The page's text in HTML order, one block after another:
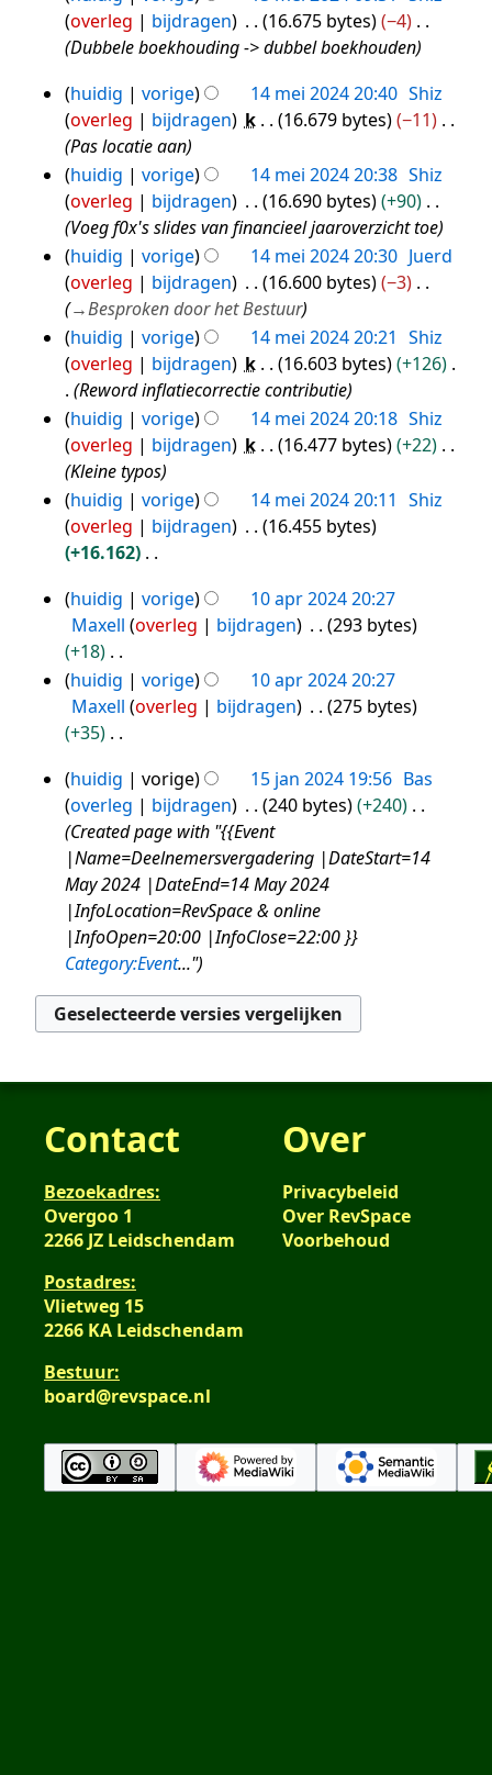
overleg
bijdragen 16.675 bytes
−4
Dubbele boekhouding -> dubbel boekhouden
14
mei
2024
huidig vorige 14 mei 2024 20:40 Shiz
overleg
bijdragen k 16.679 bytes
−11
Pas locatie aan
huidig
vorige 14 mei 2024 20:38 Shiz
overleg
bijdragen 16.690 bytes
+90
Voeg f0x's slides van financieel jaaroverzicht toe
huidig
vorige 14 mei 2024 20:30 Juerd
overleg
bijdragen 16.600 bytes
−3
→Besproken door het Bestuur
huidig
vorige 14 mei 2024 20:21 Shiz
overleg
bijdragen k 16.603 bytes
+126
Reword inflatiecorrectie contributie
huidig
vorige 14 mei 2024 20:18 Shiz
overleg
bijdragen k 16.477 bytes
+22
Kleine typos
huidig
vorige 14 mei 2024 20:11 Shiz
overleg
bijdragen
16.455 bytes
+16.162
e
n
b
w
r
k
i
n
g
s
s
a
m
e
v
t
t
i
n
g
10
apr
2024
huidig vorige
10 apr 2024 20:27
Maxell overleg bijdragen
293 bytes
+18
G
e
b
e
w
r
n
g
s
e
n
a
t
i
n
g
huidig vorige
10 apr 2024 20:27
Maxell overleg bijdragen
275 bytes
+35
e
e
n
b
e
w
e
r
k
i
s
a
e
n
a
t
t
i
n
15
jan
2024
huidig vorige 15 jan 2024 19:56 Bas
overleg
bijdragen 240 bytes
+240
Created page with "{{Event
|Name=Deelnemersvergadering |DateStart=14
May 2024 |DateEnd=14 May 2024
|InfoLocation=RevSpace & online
|InfoOpen=20:00 |InfoClose=22:00 }}
Category:Event..."
Contact
Bezoekadres:
Overgoo 1
2266 JZ Leidschendam
Postadres:
Vlietweg 15
2266 KA Leidschendam
Bestuur:
board@revspace.nl
Over
Privacybeleid
Over RevSpace
Voorbehoud